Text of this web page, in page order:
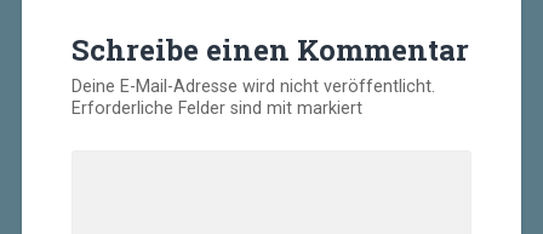
Schreibe einen Kommentar
Deine E-Mail-Adresse wird nicht veröffentlicht.
Erforderliche Felder sind mitmarkiert